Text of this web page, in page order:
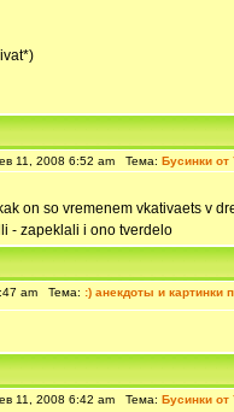
11, 2008 6:52 am Тема: Бусинки от
on so vremenem vkativaets v
- zapeklali i ono tverdelo
am Тема: :) анекдоты и картинки
11, 2008 6:42 am Тема: Бусинки от